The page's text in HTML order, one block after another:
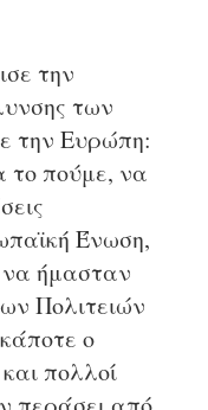
την
των
την Ευρώπη:
το πούμε, να
Ένωση,
ήμασταν
Πολιτειών
ο
πολλοί